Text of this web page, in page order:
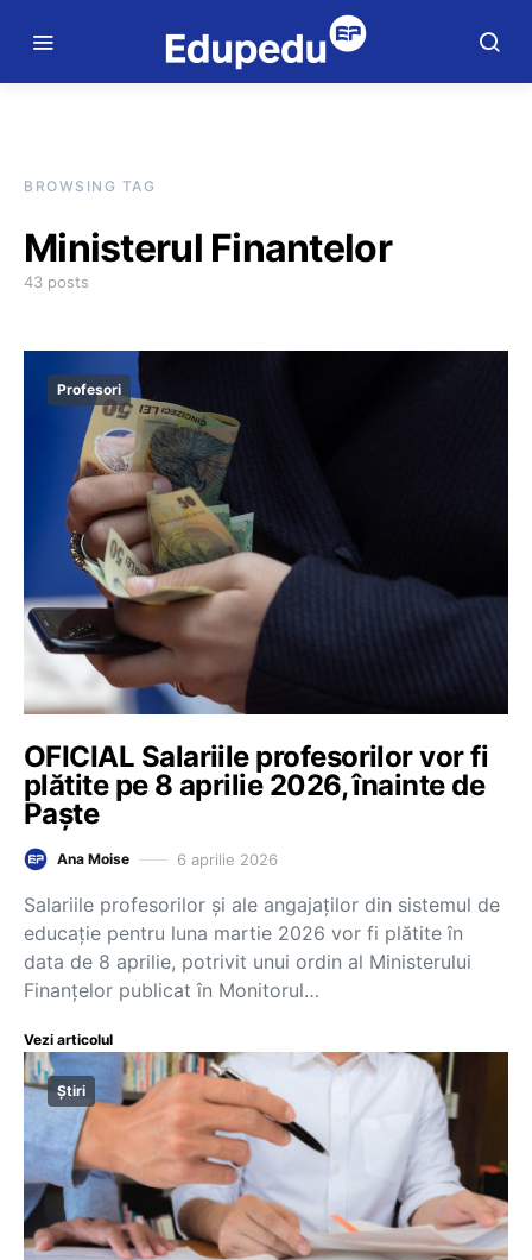
BROWSING TAG
Ministerul Finantelor
43 posts
Profesori
OFICIAL Salariile profesorilor vor fi
plătite pe 8 aprilie 2026, înainte de
Paște
Ana Moise 6 aprilie 2026
Salariile profesorilor și ale angajaților din sistemul de
educație pentru luna martie 2026 vor fi plătite în
data de 8 aprilie, potrivit unui ordin al Ministerului
Finanțelor publicat în Monitorul…
Vezi articolul
Știri